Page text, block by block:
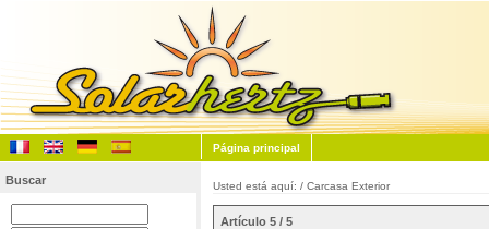
Página principal
Buscar Usted está aquí: / Carcasa Exterior
Artículo 5 / 5